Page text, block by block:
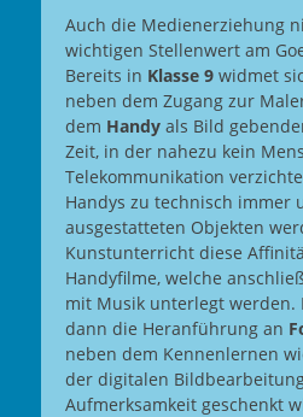
Auch die Medienerziehung
wichtigen Stellenwert am
Bereits in Klasse 9 widmet
neben dem Zugang zur
dem Handy als Bild
Zeit, in der nahezu kein
Telekommunikation
Handys zu technisch immer
ausgestatteten Objekten
Kunstunterricht diese
Handyfilme, welche
mit Musik unterlegt werden.
dann die Heranführung an
neben dem Kennenlernen
der digitalen
Aufmerksamkeit geschenkt